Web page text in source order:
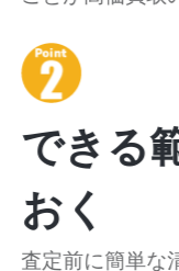
できる
おく
査定前に簡単な